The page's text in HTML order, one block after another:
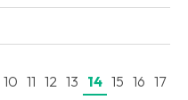
10 11 12 13 14 15 16 17